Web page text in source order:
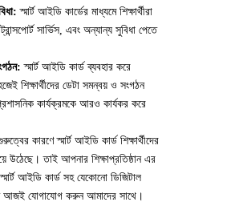
স্মার্ট আইডি কার্ডের মাধ্যমে শিক্ষার্থীরা
সার্ভিস, এবং অন্যান্য সুবিধা পেতে
স্মার্ট আইডি কার্ড ব্যবহার করে
শিক্ষার্থীদের ডেটা সমন্বয় ও সংগঠন
কার্যক্রমকে আরও কার্যকর করে
কারণে স্মার্ট আইডি কার্ড শিক্ষার্থীদের
উঠেছে। তাই আপনার শিক্ষাপ্রতিষ্ঠান এর
স্মার্ট আইডি কার্ড সহ যেকোনো ডিজিটাল
আজই যোগাযোগ করুন আমাদের সাথে।